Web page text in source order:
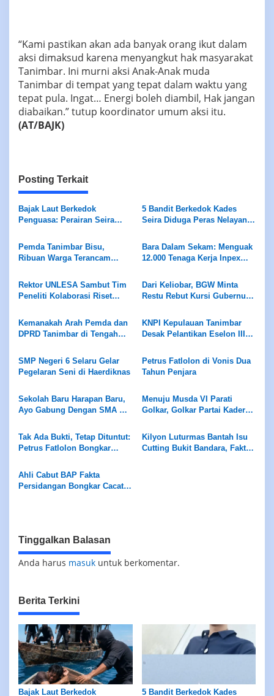
“Kami pastikan akan ada banyak orang ikut dalam
aksi dimaksud karena menyangkut hak masyarakat
Tanimbar. Ini murni aksi Anak-Anak muda
Tanimbar di tempat yang tepat dalam waktu yang
tepat pula. Ingat… Energi boleh diambil, Hak jangan
diabaikan.” tutup koordinator umum aksi itu.
(AT/BAJK)
Posting Terkait
Bajak Laut Berkedok
Penguasa: Perairan Seira
Dirampok Habis!
5 Bandit Berkedok Kades
Seira Diduga Peras Nelayan
Pemda Tanimbar Bisu,
Ribuan Warga Terancam
Masela
Bara Dalam Sekam: Menguak
12.000 Tenaga Kerja Inpex
Rektor UNLESA Sambut Tim
Peneliti Kolaborasi Riset
Saumlaki dan Universitas
Merdeka Malang
Dari Keliobar, BGW Minta
Restu Rebut Kursi Gubernur
Kemanakah Arah Pemda dan
DPRD Tanimbar di Tengah
Masela?
KNPI Kepulauan Tanimbar
Desak Pelantikan Eselon III
Kepentingan, Hindari
Penempatan Bom Waktu
SMP Negeri 6 Selaru Gelar
Pegelaran Seni di Haerdiknas
Petrus Fatlolon di Vonis Dua
Tahun Penjara
Sekolah Baru Harapan Baru,
Ayo Gabung Dengan SMA KU
Menuju Musda VI Parati
Golkar, Golkar Partai Kader
Tak Ada Bukti, Tetap Dituntut:
Petrus Fatlolon Bongkar
Persidangan
Kilyon Luturmas Bantah Isu
Cutting Bukit Bandara, Fakta
Ahli Cabut BAP Fakta
Persidangan Bongkar Cacat
Tinggalkan Balasan
Anda harus masuk untuk berkomentar.
Berita Terkini
Bajak Laut Berkedok 5 Bandit Berkedok Kades